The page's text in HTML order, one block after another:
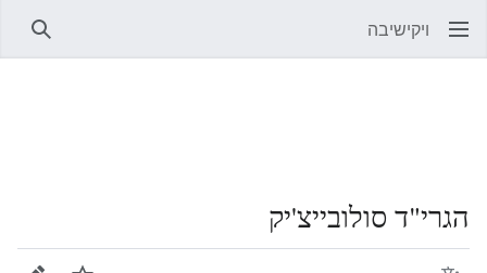
ויקישיבה
הגרי"ד סולובייצ'יק